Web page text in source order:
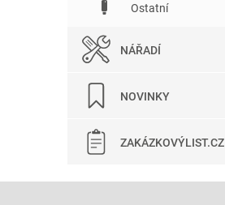
Ostatní
NÁŘADÍ
NOVINKY
ZAKÁZKOVÝLIST.CZ